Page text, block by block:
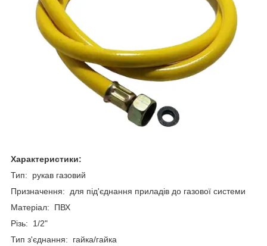
Характеристики:
Тип: рукав газовий
Призначення: для під'єднання приладів до газової системи
Матеріал: ПВХ
Різь: 1/2"
Тип з'єднання: гайка/гайка